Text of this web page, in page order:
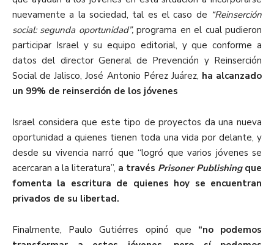
nuevamente a la sociedad, tal es el caso de “Reinserción
social: segunda oportunidad”,programa en el cual pudieron
participar Israel y su equipo editorial, y que conforme a
datos del director General de Prevención y Reinserción
Social de Jalisco, José Antonio Pérez Juárez, ha alcanzado
un 99% de reinserción de los jóvenes
Israel considera que este tipo de proyectos da una nueva
oportunidad a quienes tienen toda una vida por delante, y
desde su vivencia narró que “logró que varios jóvenes se
acercaran a la literatura”, a través Prisoner Publishing que
fomenta la escritura de quienes hoy se encuentran
privados de su libertad.
Finalmente, Paulo Gutiérres opinó que “no podemos